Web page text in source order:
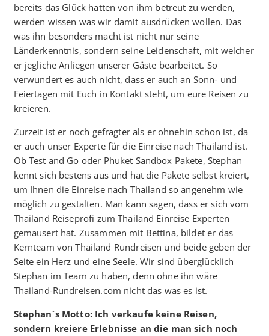
bereits das Glück hatten von ihm betreut zu werden,
werden wissen was wir damit ausdrücken wollen. Das
was ihn besonders macht ist nicht nur seine
Länderkenntnis, sondern seine Leidenschaft, mit welcher
er jegliche Anliegen unserer Gäste bearbeitet. So
verwundert es auch nicht, dass er auch an Sonn- und
Feiertagen mit Euch in Kontakt steht, um eure Reisen zu
kreieren.
Zurzeit ist er noch gefragter als er ohnehin schon ist, da
er auch unser Experte für die Einreise nach Thailand ist.
Ob Test and Go oder Phuket Sandbox Pakete, Stephan
kennt sich bestens aus und hat die Pakete selbst kreiert,
um Ihnen die Einreise nach Thailand so angenehm wie
möglich zu gestalten. Man kann sagen, dass er sich vom
Thailand Reiseprofi zum Thailand Einreise Experten
gemausert hat. Zusammen mit Bettina, bildet er das
Kernteam von Thailand Rundreisen und beide geben der
Seite ein Herz und eine Seele. Wir sind überglücklich
Stephan im Team zu haben, denn ohne ihn wäre
Thailand-Rundreisen.com nicht das was es ist.
Stephan´s Motto: Ich verkaufe keine Reisen,
sondern kreiere Erlebnisse an die man sich noch